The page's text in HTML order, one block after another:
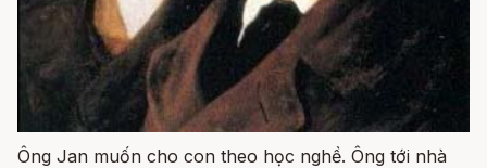
Ông Jan muốn cho con theo học nghề. Ông tới nhà